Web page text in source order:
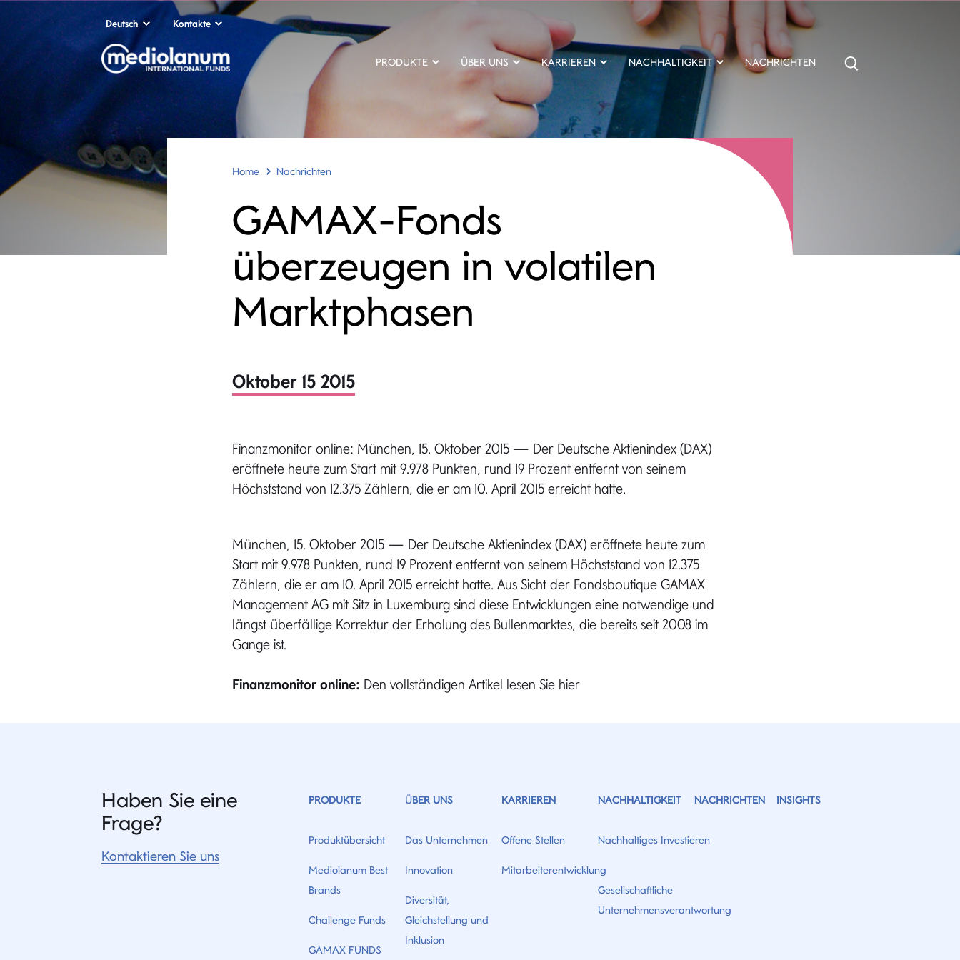
Deutsch Kontakte
PRODUKTE ÜBER UNS KARRIEREN NACHHALTIGKEIT NACHRICHTEN
Home Nachrichten
GAMAX-Fonds
überzeugen in volatilen
Marktphasen
Oktober 15 2015
Finanzmonitor online: München, 15. Oktober 2015 — Der Deutsche Aktienindex (DAX)
eröffnete heute zum Start mit 9.978 Punkten, rund 19 Prozent entfernt von seinem
Höchststand von 12.375 Zählern, die er am 10. April 2015 erreicht hatte.
München, 15. Oktober 2015 — Der Deutsche Aktienindex (DAX) eröffnete heute zum
Start mit 9.978 Punkten, rund 19 Prozent entfernt von seinem Höchststand von 12.375
Zählern, die er am 10. April 2015 erreicht hatte. Aus Sicht der Fondsboutique GAMAX
Management AG mit Sitz in Luxemburg sind diese Entwicklungen eine notwendige und
längst überfällige Korrektur der Erholung des Bullenmarktes, die bereits seit 2008 im
Gange ist.
Finanzmonitor online: Den vollständigen Artikel lesen Sie hier
Haben Sie eine
Frage?
Kontaktieren Sie uns
PRODUKTE
Produktübersicht
Mediolanum Best
Brands
Challenge Funds
GAMAX FUNDS
ÜBER UNS
Das Unternehmen
Innovation
Diversität,
Gleichstellung und
Inklusion
KARRIEREN
Offene Stellen
Mitarbeiterentwicklung
NACHHALTIGKEIT
Nachhaltiges Investieren
Gesellschaftliche
Unternehmensverantwortung
NACHRICHTEN INSIGHTS